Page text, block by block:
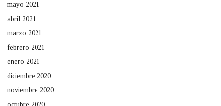
mayo 2021
abril 2021
marzo 2021
febrero 2021
enero 2021
diciembre 2020
noviembre 2020
octubre 2020